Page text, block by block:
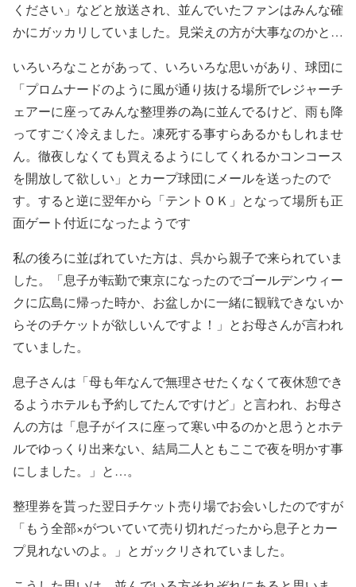
ください」などと放送され、並んでいたファンはみんな確
かにガッカリしていました。見栄えの方が大事なのかと…
いろいろなことがあって、いろいろな思いがあり、球団に
「プロムナードのように風が通り抜ける場所でレジャーチ
ェアーに座ってみんな整理券の為に並んでるけど、雨も降
ってすごく冷えました。凍死する事すらあるかもしれませ
ん。徹夜しなくても買えるようにしてくれるかコンコース
を開放して欲しい」とカープ球団にメールを送ったので
す。すると逆に翌年から「テントＯＫ」となって場所も正
面ゲート付近になったようです
私の後ろに並ばれていた方は、呉から親子で来られていま
した。「息子が転勤で東京になったのでゴールデンウィー
クに広島に帰った時か、お盆しかに一緒に観戦できないか
らそのチケットが欲しいんですよ！」とお母さんが言われ
ていました。
息子さんは「母も年なんで無理させたくなくて夜休憩でき
るようホテルも予約してたんですけど」と言われ、お母さ
んの方は「息子がイスに座って寒い中るのかと思うとホテ
ルでゆっくり出来ない、結局二人ともここで夜を明かす事
にしました。」と…。
整理券を貰った翌日チケット売り場でお会いしたのですが
「もう全部×がついていて売り切れだったから息子とカー
プ見れないのよ。」とガックリされていました。